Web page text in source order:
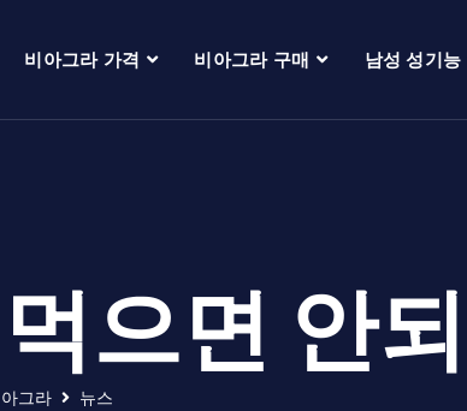
비아그라 가격 비아그라 구매 남성 성기능
으면 안
그라 뉴스